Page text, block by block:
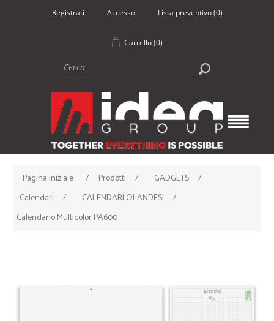
Registrati Accesso Lista preventivo (0)
Carrello (0)
Pagina iniziale / Prodotti / GADGETS
/
Calendari
/ CALENDARI OLANDESI
/
Calendario Multicolor PA600